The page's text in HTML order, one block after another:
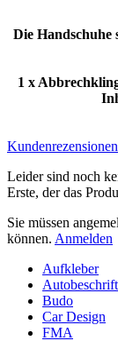
Die Handschuhe
1 x
Kundenrezensionen
Leider sind noch
Erste, der das
Sie müssen
können. Anmelden
Aufkleber
Budo
Car Design
FMA